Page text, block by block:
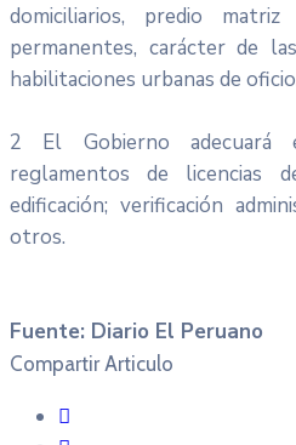
domiciliarios, predio
permanentes, carácter de
habilitaciones urbanas de
2 El Gobierno adecuará
reglamentos de licencias
edificación; verificación
otros.
Fuente: Diario El Peruano
Compartir Articulo